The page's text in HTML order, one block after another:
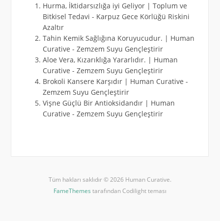
Hurma, İktidarsızlığa iyi Geliyor | Toplum ve
Bitkisel Tedavi - Karpuz Gece Körlüğü Riskini
Azaltır
Tahin Kemik Sağlığına Koruyucudur. | Human
Curative - Zemzem Suyu Gençleştirir
Aloe Vera, Kızarıklığa Yararlıdır. | Human
Curative - Zemzem Suyu Gençleştirir
Brokoli Kansere Karşıdır | Human Curative -
Zemzem Suyu Gençleştirir
Vişne Güçlü Bir Antioksidandır | Human
Curative - Zemzem Suyu Gençleştirir
Tüm hakları saklıdır © 2026 Human Curative.
FameThemes tarafından Codilight teması